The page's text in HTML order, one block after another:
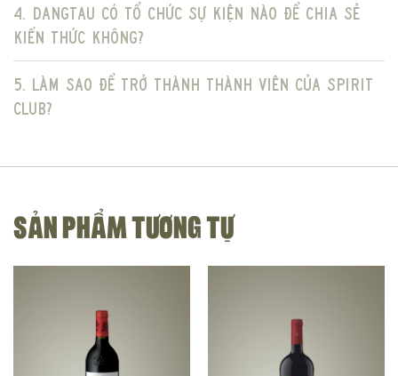
4. DangTau có tổ chức sự kiện nào để chia sẻ
kiến thức không?
5. Làm sao để trở thành thành viên của Spirit
Club?
SẢN PHẨM TƯƠNG TỰ